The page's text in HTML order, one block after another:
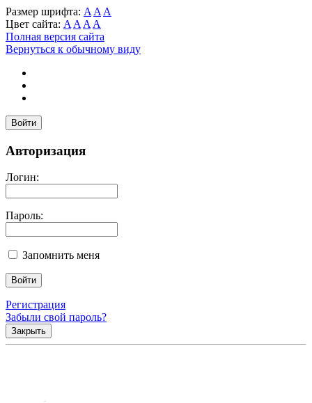
Размер шрифта: A A A
Цвет сайта: A A A A
Полная версия сайта
Вернуться к обычному виду
Войти
Авторизация
Логин:
Пароль:
Запомнить меня
Регистрация
Забыли свой пароль?
Закрыть